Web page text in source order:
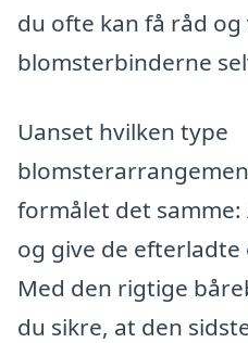
du ofte kan få råd
blomsterbinderne
Uanset hvilken type
formålet det
og give de efterladte
Med den rigtige
du sikre, at den